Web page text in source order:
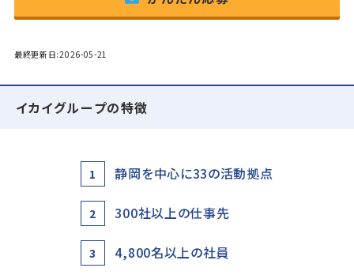
最終更新日:2026-05-21
イカイグループの特徴
1 静岡を中心に33の活動拠点
2 300社以上の仕事先
3 4,800名以上の社員